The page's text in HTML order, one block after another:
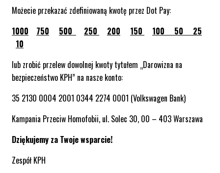
Możecie przekazać zdefiniowaną kwotę przez Dot Pay:
1000
750 500 250 200 150 100 50 25
10
lub zrobić przelew dowolnej kwoty tytułem „Darowizna na
bezpieczeństwo KPH” na nasze konto:
35 2130 0004 2001 0344 2274 0001 (Volkswagen Bank)
Kampania Przeciw Homofobii, ul. Solec 30, 00 – 403 Warszawa
Dziękujemy za Twoje wsparcie!
Zespół KPH